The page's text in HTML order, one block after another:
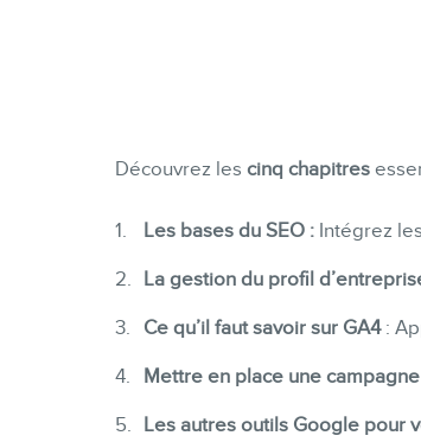
Découvrez les cinq chapitres
Les bases du SEO : Intégrez
La gestion du profil
Ce qu’il faut savoir sur GA4:
Mettre en place une
Les autres outils Google pour